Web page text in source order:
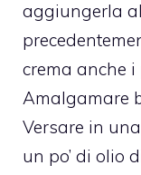
aggiungerla
crema anche
Amalgamare
Versare in
un po’ di olio